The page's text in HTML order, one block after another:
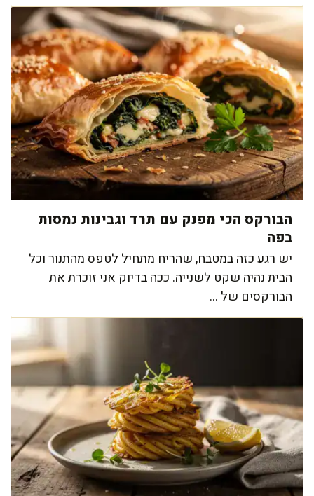
הבורקס הכי מפנק עם תרד וגבינות נמסות
בפה
יש רגע כזה במטבח, שהריח מתחיל לטפס מהתנור וכל
הבית נהיה שקט לשנייה. ככה בדיוק אני זוכרת את
הבורקסים של ...